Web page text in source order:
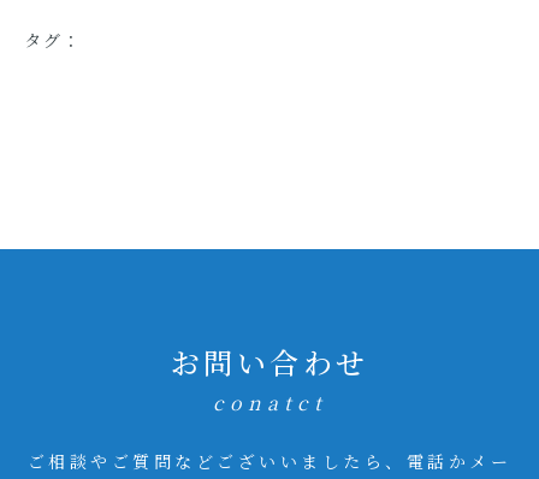
タグ：
お問い合わせ
conatct
ご相談やご質問などございいましたら、電話かメー